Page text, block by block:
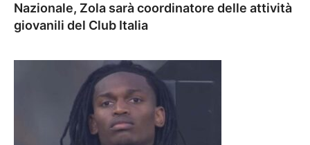
Nazionale, Zola sarà coordinatore delle attività
giovanili del Club Italia